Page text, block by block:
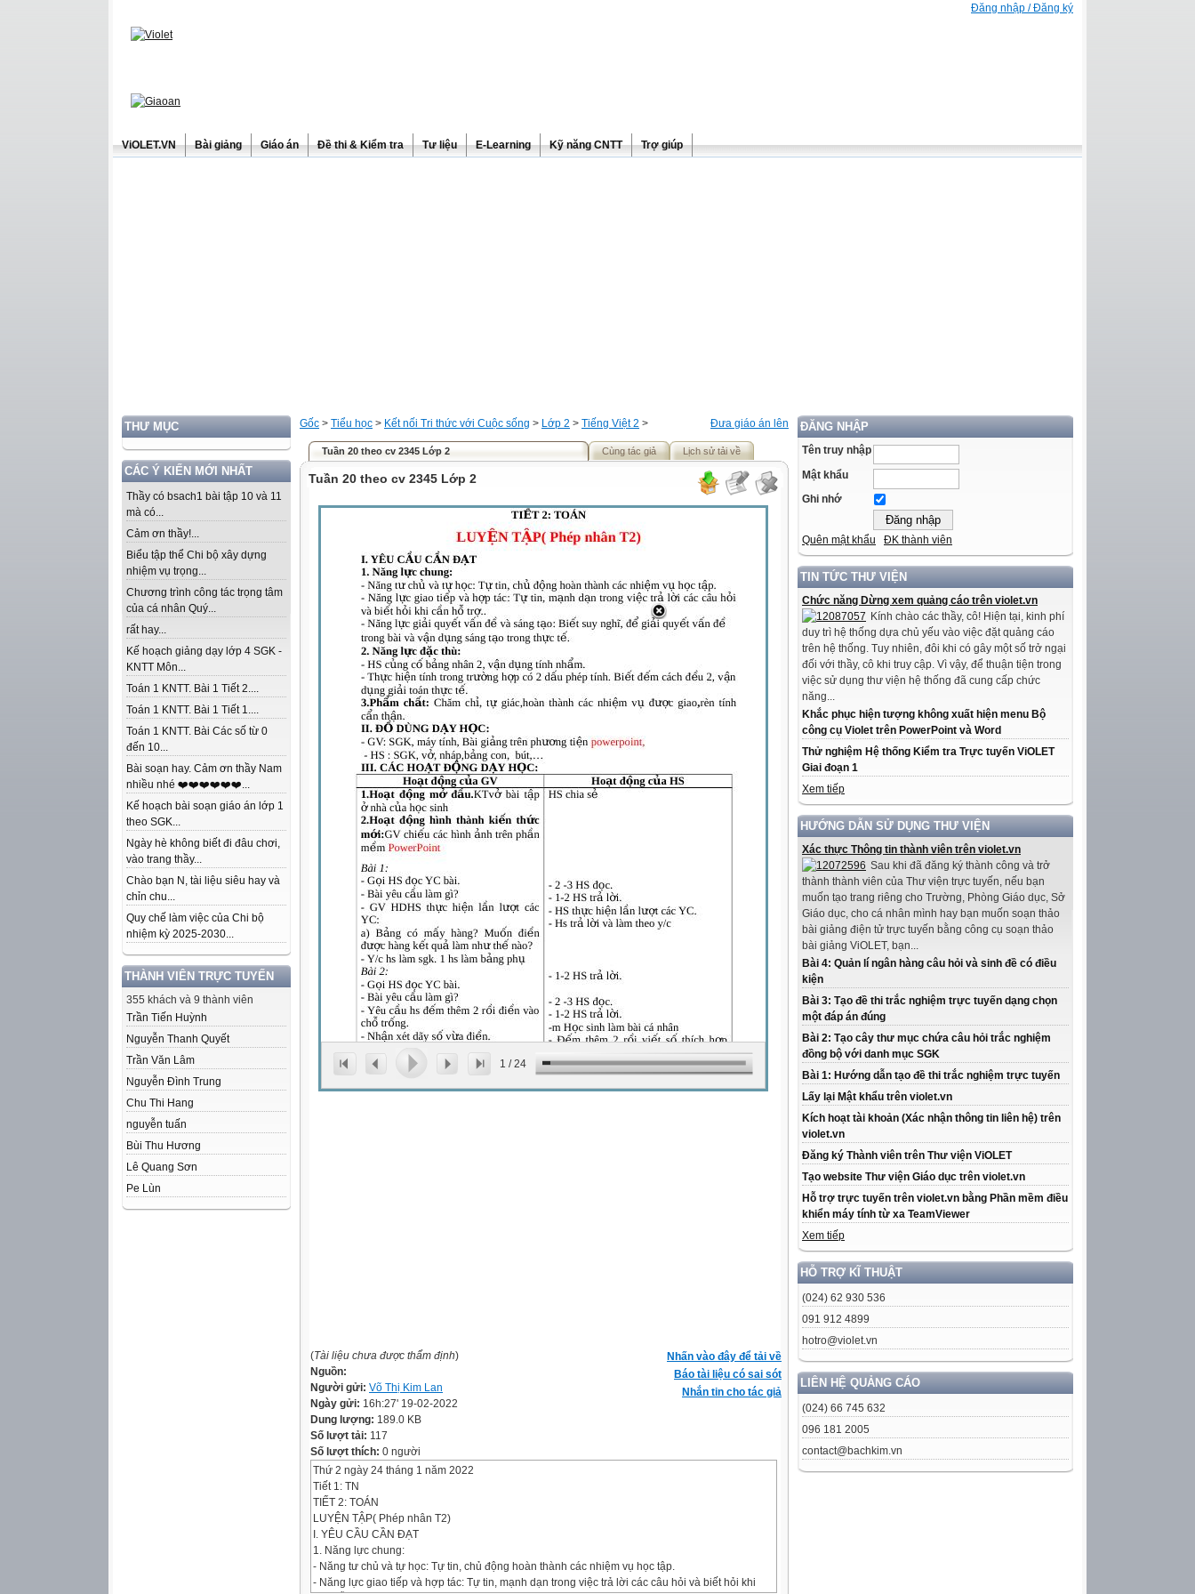
Đăng nhập / Đăng ký
ViOLET.VN Bài giảng Giáo án Đề thi & Kiểm tra Tư liệu E-Learning Kỹ năng CNTT Trợ giúp
THƯ MỤC
CÁC Ý KIẾN MỚI NHẤT
Thầy có bsach1 bài tập 10 và 11
mà có...
Cảm ơn thầy!...
Biểu tập thể Chi bộ xây dựng
nhiệm vụ trọng...
Chương trình công tác trọng tâm
của cá nhân Quý...
rất hay...
Kế hoạch giảng dạy lớp 4 SGK -
KNTT Môn...
Toán 1 KNTT. Bài 1 Tiết 2....
Toán 1 KNTT. Bài 1 Tiết 1....
Toán 1 KNTT. Bài Các số từ 0
đến 10...
Bài soạn hay. Cảm ơn thầy Nam
nhiều nhé ❤️❤️❤️❤️❤️❤️...
Kế hoạch bài soạn giáo án lớp 1
theo SGK...
Ngày hè không biết đi đâu chơi,
vào trang thầy...
Chào bạn N, tài liệu siêu hay và
chỉn chu...
Quy chế làm việc của Chi bộ
nhiệm kỳ 2025-2030...
THÀNH VIÊN TRỰC TUYẾN
355 khách và 9 thành viên
Trần Tiến Huỳnh
Nguyễn Thanh Quyết
Trần Văn Lâm
Nguyễn Đình Trung
Chu Thi Hang
nguyễn tuấn
Bùi Thu Hương
Lê Quang Sơn
Pe Lùn
ĐĂNG NHẬP
Tên truy nhập
Mật khẩu
Ghi nhớ
Quên mật khẩu ĐK thành viên
TIN TỨC THƯ VIỆN
Chức năng Dừng xem quảng cáo trên violet.vn
Kính chào các thầy, cô! Hiện tại, kinh phí
duy trì hệ thống dựa chủ yếu vào việc đặt quảng cáo
trên hệ thống. Tuy nhiên, đôi khi có gây một số trở ngại
đối với thầy, cô khi truy cập. Vì vậy, để thuận tiện trong
việc sử dụng thư viện hệ thống đã cung cấp chức
năng...
Khắc phục hiện tượng không xuất hiện menu Bộ
công cụ Violet trên PowerPoint và Word
Thử nghiệm Hệ thống Kiểm tra Trực tuyến ViOLET
Giai đoạn 1
Xem tiếp
HƯỚNG DẪN SỬ DỤNG THƯ VIỆN
Xác thực Thông tin thành viên trên violet.vn
Sau khi đã đăng ký thành công và trở
thành thành viên của Thư viện trực tuyến, nếu bạn
muốn tạo trang riêng cho Trường, Phòng Giáo dục, Sở
Giáo dục, cho cá nhân mình hay bạn muốn soạn thảo
bài giảng điện tử trực tuyến bằng công cụ soạn thảo
bài giảng ViOLET, bạn...
Bài 4: Quản lí ngân hàng câu hỏi và sinh đề có điều
kiện
Bài 3: Tạo đề thi trắc nghiệm trực tuyến dạng chọn
một đáp án đúng
Bài 2: Tạo cây thư mục chứa câu hỏi trắc nghiệm
đồng bộ với danh mục SGK
Bài 1: Hướng dẫn tạo đề thi trắc nghiệm trực tuyến
Lấy lại Mật khẩu trên violet.vn
Kích hoạt tài khoản (Xác nhận thông tin liên hệ) trên
violet.vn
Đăng ký Thành viên trên Thư viện ViOLET
Tạo website Thư viện Giáo dục trên violet.vn
Hỗ trợ trực tuyến trên violet.vn bằng Phần mềm điều
khiển máy tính từ xa TeamViewer
Xem tiếp
HỖ TRỢ KĨ THUẬT
(024) 62 930 536
091 912 4899
hotro@violet.vn
LIÊN HỆ QUẢNG CÁO
(024) 66 745 632
096 181 2005
contact@bachkim.vn
Đưa giáo án lên
Gốc > Tiểu học > Kết nối Tri thức với Cuộc sống > Lớp 2 > Tiếng Việt 2 >
Tuần 20 theo cv 2345 Lớp 2 Cùng tác giả Lịch sử tải về
Tuần 20 theo cv 2345 Lớp 2
1 /24
Nhấn vào đây để tải về
Báo tài liệu có sai sót
Nhắn tin cho tác giả
(Tài liệu chưa được thẩm định)
Nguồn:
Người gửi: Võ Thị Kim Lan
Ngày gửi: 16h:27' 19-02-2022
Dung lượng: 189.0 KB
Số lượt tải: 117
Số lượt thích: 0 người
Thứ 2 ngày 24 tháng 1 năm 2022
Tiết 1: TN
TIẾT 2: TOÁN
LUYỆN TẬP( Phép nhân T2)
I. YÊU CẦU CẦN ĐẠT
1. Năng lực chung:
- Năng tư chủ và tự học: Tự tin, chủ động hoàn thành các nhiệm vụ học tập.
- Năng lực giao tiếp và hợp tác: Tự tin, mạnh dạn trong việc trả lời các câu hỏi và biết hỏi khi